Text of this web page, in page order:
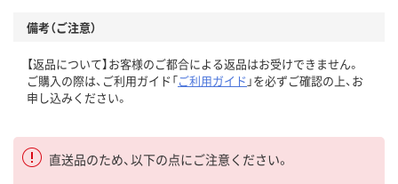
備考（ご注意）
【返品について】お客様のご都合による返品はお受けできません。
ご購入の際は、ご利用ガイド「ご利用ガイド 」を必ずご確認の上、お
申し込みください。
直送品のため、以下の点にご注意ください。